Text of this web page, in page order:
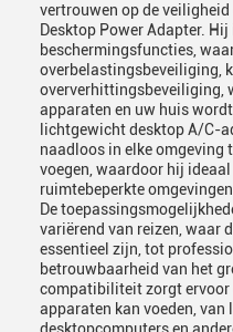
vertrouwen op de
Desktop Power Adapter.
beschermingsfuncties,
overbelastingsbeveiliging,
oververhittingsbeveiliging,
apparaten en uw huis
lichtgewicht desktop A/C-
naadloos in elke omgeving
voegen, waardoor hij
ruimtebeperkte omgevingen.
De
variërend van reizen, waar
essentieel zijn, tot
betrouwbaarheid van het
compatibiliteit zorgt ervoor
apparaten kan voeden,